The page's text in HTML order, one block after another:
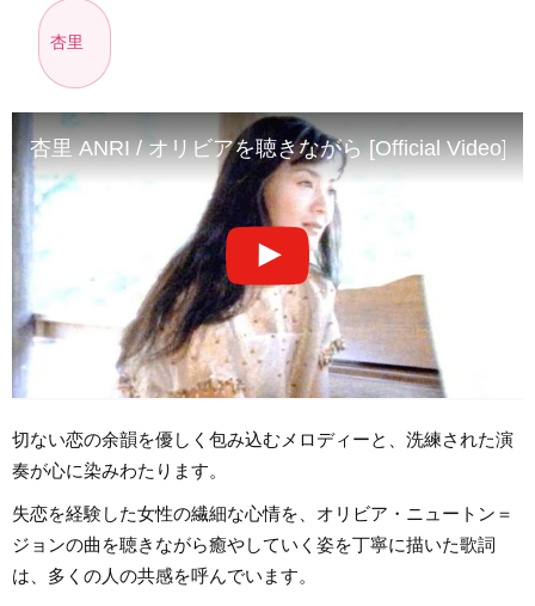
杏里
杏里 ANRI / オリビアを聴きながら [Official Video]
切ない恋の余韻を優しく包み込むメロディーと、洗練された演
奏が心に染みわたります。
失恋を経験した女性の繊細な心情を、オリビア・ニュートン＝
ジョンの曲を聴きながら癒やしていく姿を丁寧に描いた歌詞
は、多くの人の共感を呼んでいます。